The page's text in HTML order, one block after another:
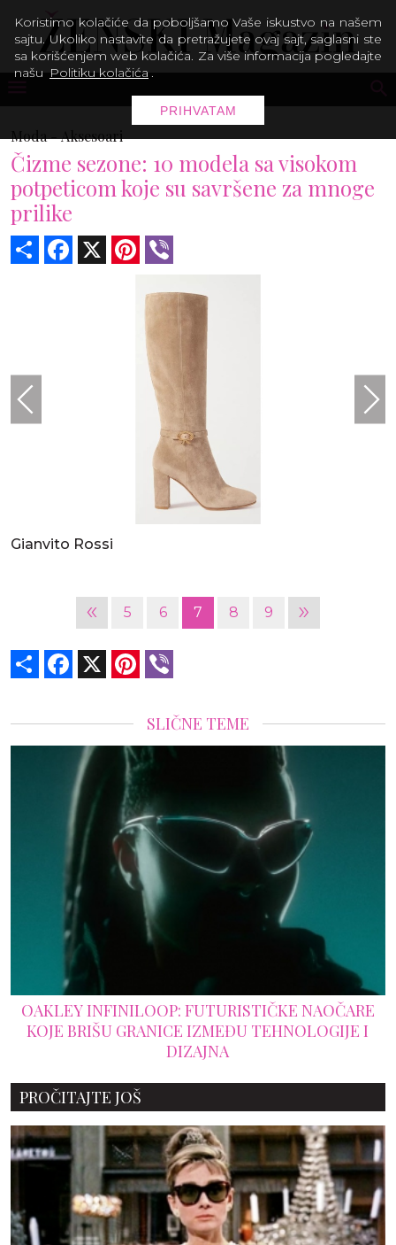
Moda -Aksesoari
Čizme sezone: 10 modela sa visokom
potpeticom koje su savršene za mnoge
prilike
Share Facebook Pinterest
Gianvito Rossi
« 5 6 7 8 9 »
Share Facebook Pinterest
SLIČNE TEME
OAKLEY INFINILOOP: FUTURISTIČKE NAOČARE
KOJE BRIŠU GRANICE IZMEĐU TEHNOLOGIJE I
DIZAJNA
PROČITAJTE JOŠ
Koristimo kolačiće da poboljšamo Vaše iskustvo na našem
sajtu. Ukoliko nastavite da pretražujete ovaj sajt, saglasni ste
sa korišćenjem web kolačića. Za više informacija pogledajte
našu Politiku kolačića .
PRIHVATAM